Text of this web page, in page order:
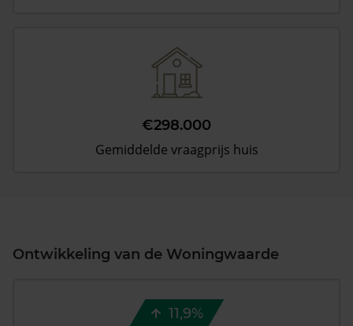
€298.000
Gemiddelde vraagprijs huis
Ontwikkeling van de Woningwaarde
11,9%